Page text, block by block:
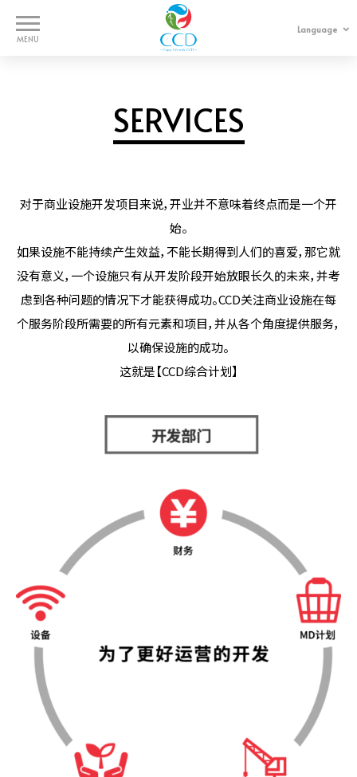
SERVICES
CONTACT
Language
SERVICES
对于商业设施开发项目来说，开业并不意味着终点而是一个开
始。
如果设施不能持续产生效益，不能长期得到人们的喜爱，那它就
没有意义，一个设施只有从开发阶段开始放眼长久的未来，并考
虑到各种问题的情况下才能获得成功。CCD关注商业设施在每
个服务阶段所需要的所有元素和项目，并从各个角度提供服务，
以确保设施的成功。
这就是【CCD综合计划】